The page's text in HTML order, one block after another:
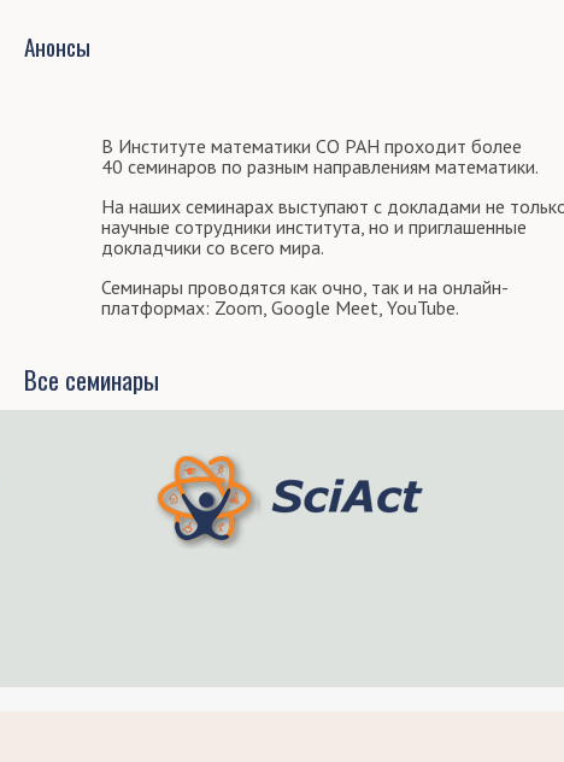
Анонсы
В Институте математики СО РАН проходит более
40 семинаров по разным направлениям математики.
На наших семинарах выступают с докладами не
научные сотрудники института, но и приглашенные
докладчики со всего мира.
Семинары проводятся как очно, так и на онлайн-
платформах: Zoom, Google Meet, YouTube.
Все семинары